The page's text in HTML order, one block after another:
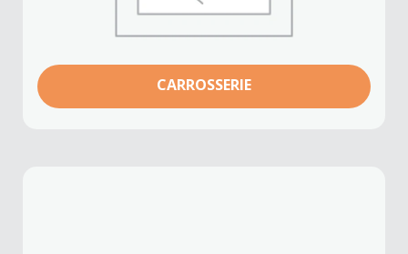
CARROSSERIE